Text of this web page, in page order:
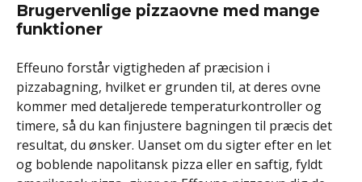
Brugervenlige pizzaovne med mange
funktioner
Effeuno forstår vigtigheden af præcision i
pizzabagning, hvilket er grunden til, at deres ovne
kommer med detaljerede temperaturkontroller og
timere, så du kan finjustere bagningen til præcis det
resultat, du ønsker. Uanset om du sigter efter en let
og boblende napolitansk pizza eller en saftig, fyldt